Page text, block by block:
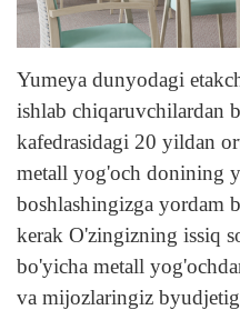
Yumeya dunyodagi
ishlab chiqaruvchilardan
kafedrasidagi 20 yildan
metall yog'och donining
boshlashingizga yordam
kerak O'zingizning issiq
bo'yicha metall
va mijozlaringiz